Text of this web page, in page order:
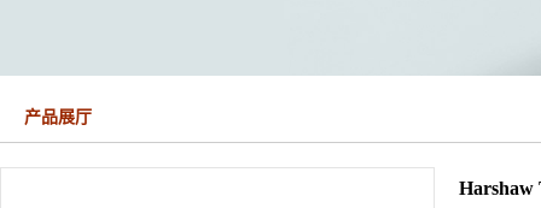
产品展厅
Harshaw